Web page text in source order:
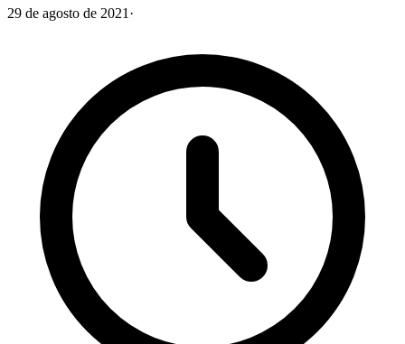
29 de agosto de 2021 ·